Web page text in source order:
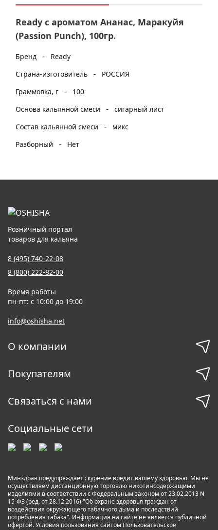
Ready с ароматом Ананас, Маракуйя
(Passion Punch), 100гр.
Бренд -
Ready
Страна-изготовитель
-
РОССИЯ
Граммовка, г
-
100
Основа кальянной смеси
- сигарный лист
Состав кальянной смеси
-
микс
Разборный
- Нет
Розничный портал
товаров для кальяна
8 (495) 740-22-08
8 (800) 222-82-00
Время работы
пн-пт: с 10:00 до 19:00
info@oshisha.net
О компании
Покупателям
Связаться с нами
Социальные сети
Минздрав предупреждает : курение вредит вашему здоровью. Мы не
осуществляем дистанционную торговлю никотинсодержащими
изделиями в соответствии с Федеральным законом от 23.02.2013 N
15-ФЗ (ред. от 28.12.2016) "Об охране здоровья граждан от
воздействия окружающего табачного дыма и последствий
потребления табака". Информация на сайте не является публичной
офертой. Условия пользования сайтом Пользовательское